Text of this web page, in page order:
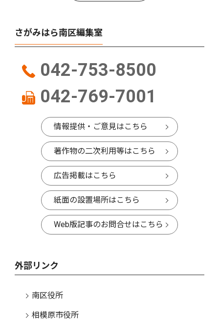
さがみはら南区編集室
042-753-8500
042-769-7001
情報提供・ご意見はこちら
著作物の二次利用等はこちら
広告掲載はこちら
紙面の設置場所はこちら
Web版記事のお問合せはこちら
外部リンク
南区役所
相模原市役所